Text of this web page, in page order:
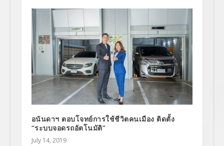
อนันดาฯ ตอบโจทย์การใช้ชีวิตคนเมือง ติดตั้ง
“ระบบจอดรถอัตโนมัติ”
July 14, 2019